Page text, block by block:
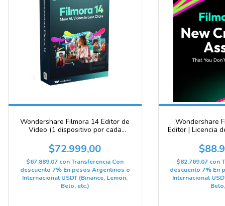
Wondershare Filmora 14 Editor de
Video (1 dispositivo por cada
Mac, iOS) 5 dispositivos, 1 año –
Clave Wondershare –
$72.999,00
$67.889,07 con Transferencia Con
descuento 7% En pesos Argentinos o
Internacional USDT (Binance, Lemon,
Belo, etc.)
Wondershare
Editor | Licencia
$82.769,07 con
descuento 7% En
Internacional